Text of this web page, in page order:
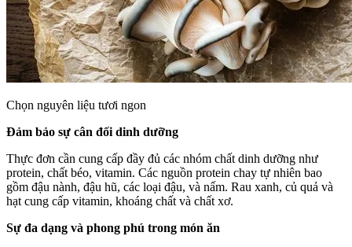
Chọn nguyên liệu tươi ngon
Đảm bảo sự cân đối dinh dưỡng
Thực đơn cần cung cấp đầy đủ các nhóm chất dinh dưỡng như
protein, chất béo, vitamin. Các nguồn protein chay tự nhiên bao
gồm đậu nành, đậu hũ, các loại đậu, và nấm. Rau xanh, củ quả và
hạt cung cấp vitamin, khoáng chất và chất xơ.
Sự đa dạng và phong phú trong món ăn